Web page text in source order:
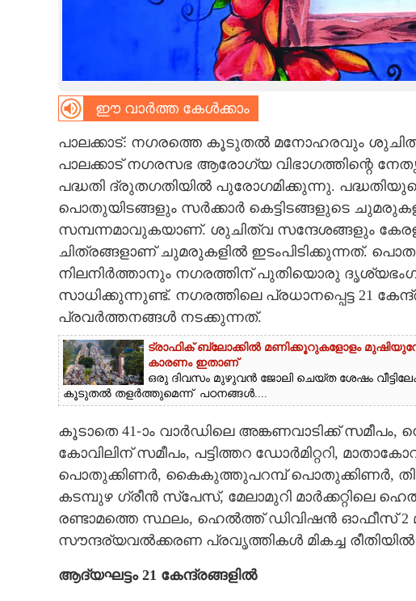
CARTOONS
LITERATURE
CONTACT US
ഈ വാർത്ത കേൾക്കാം
പാലക്കാട്: നഗരത്തെ കൂടുതൽ മനോഹരവും
പാലക്കാട് നഗരസഭ ആരോഗ്യ വിഭാഗത്തിന്റെ
പദ്ധതി ദ്രുതഗതിയിൽ പുരോഗമിക്കുന്നു.
പൊതുയിടങ്ങളും സർക്കാർ കെട്ടിടങ്ങളുടെ
സമ്പന്നമാവുകയാണ്. ശുചിത്വ സന്ദേശങ്ങളും
ചിത്രങ്ങളാണ് ചുമരുകളിൽ ഇടംപിടിക്കുന്നത്.
നിലനിർത്താനും നഗരത്തിന് പുതിയൊരു
സാധിക്കുന്നുണ്ട്. നഗരത്തിലെ പ്രധാനപ്പെട്ട 21
പ്രവർത്തനങ്ങൾ നടക്കുന്നത്.
ട്രാഫിക് ബ്ലോക്കിൽ മണിക്കൂറുകളോളം
കാരണം ഇതാണ്
ഒരു ദിവസം മുഴുവൻ ജോലി ചെയ്‌ത ശേഷം
കൂടുതൽ തളർത്തുമെന്ന് പഠനങ്ങൾ....
കൂടാതെ 41-ാം വാർഡിലെ അങ്കണവാടിക്ക് സമീപം,
കോവിലിന് സമീപം, പട്ടിത്തറ ഡോർമിറ്ററി,
പൊതുക്കിണർ, കൈകുത്തുപറമ്പ് പൊതുക്കിണർ,
കടമ്പുഴ ഗ്രീൻ സ്‌പേസ്, മേലാമുറി മാർക്കറ്റിലെ
രണ്ടാമത്തെ സ്ഥലം, ഹെൽത്ത് ഡിവിഷൻ ഓഫീസ് 2
സൗന്ദര്യവൽക്കരണ പ്രവൃത്തികൾ മികച്ച
ആദ്യഘട്ടം 21 കേന്ദ്രങ്ങളിൽ